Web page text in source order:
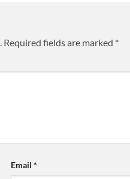
Required fields are marked *
Email*